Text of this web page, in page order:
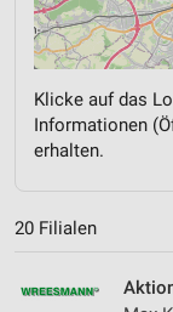
Klicke auf das
Informationen
erhalten.
20 Filialen